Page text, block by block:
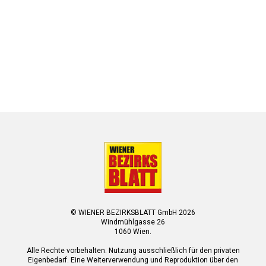
© WIENER BEZIRKSBLATT GmbH 2026
Windmühlgasse 26
1060 Wien.
Alle Rechte vorbehalten. Nutzung ausschließlich für den privaten
Eigenbedarf. Eine Weiterverwendung und Reproduktion über den